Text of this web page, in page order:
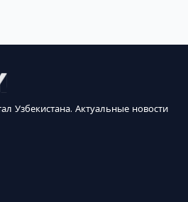
Узбекистана. Актуальные новости